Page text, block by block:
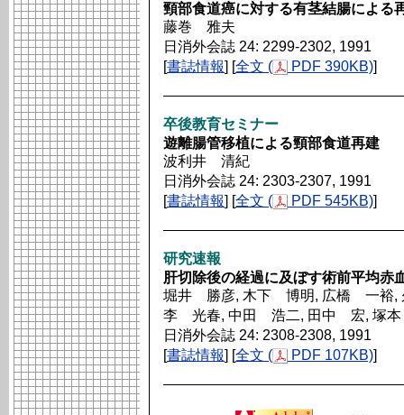
頸部食道癌に対する有茎結腸による
藤巻 雅夫
日消外会誌 24: 2299-2302, 1991
[書誌情報] [全文 ( PDF 390KB)]
卒後教育セミナー
遊離腸管移植による頸部食道再建
波利井 清紀
日消外会誌 24: 2303-2307, 1991
[書誌情報] [全文 ( PDF 545KB)]
研究速報
肝切除後の経過に及ぼす術前平均赤
堀井 勝彦, 木下 博明, 広橋 一裕
李 光春, 中田 浩二, 田中 宏, 塚
日消外会誌 24: 2308-2308, 1991
[書誌情報] [全文 ( PDF 107KB)]